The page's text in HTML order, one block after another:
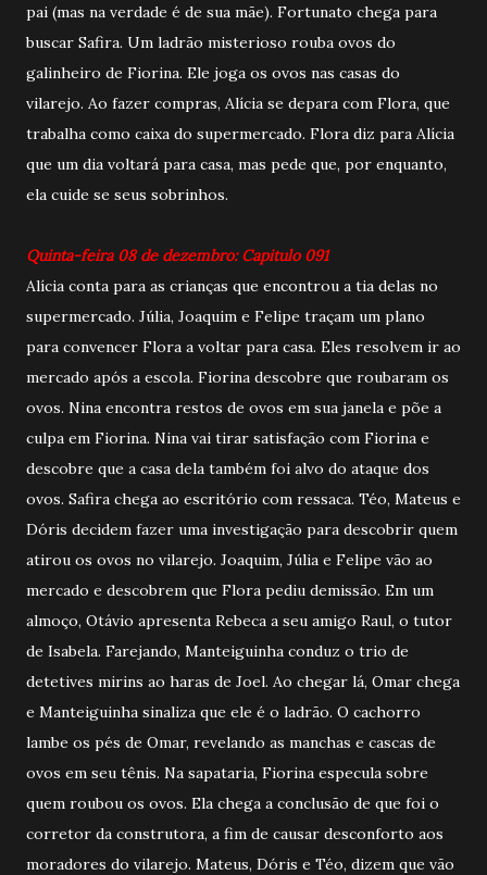
pai (mas na verdade é de sua mãe). Fortunato chega para
buscar Safira. Um ladrão misterioso rouba ovos do
galinheiro de Fiorina. Ele joga os ovos nas casas do
vilarejo. Ao fazer compras, Alícia se depara com Flora, que
trabalha como caixa do supermercado. Flora diz para Alícia
que um dia voltará para casa, mas pede que, por enquanto,
ela cuide se seus sobrinhos.
Quinta-feira 08 de dezembro: Capitulo 091
Alícia conta para as crianças que encontrou a tia delas no
supermercado. Júlia, Joaquim e Felipe traçam um plano
para convencer Flora a voltar para casa. Eles resolvem ir ao
mercado após a escola. Fiorina descobre que roubaram os
ovos. Nina encontra restos de ovos em sua janela e põe a
culpa em Fiorina. Nina vai tirar satisfação com Fiorina e
descobre que a casa dela também foi alvo do ataque dos
ovos. Safira chega ao escritório com ressaca. Téo, Mateus e
Dóris decidem fazer uma investigação para descobrir quem
atirou os ovos no vilarejo. Joaquim, Júlia e Felipe vão ao
mercado e descobrem que Flora pediu demissão. Em um
almoço, Otávio apresenta Rebeca a seu amigo Raul, o tutor
de Isabela. Farejando, Manteiguinha conduz o trio de
detetives mirins ao haras de Joel. Ao chegar lá, Omar chega
e Manteiguinha sinaliza que ele é o ladrão. O cachorro
lambe os pés de Omar, revelando as manchas e cascas de
ovos em seu tênis. Na sapataria, Fiorina especula sobre
quem roubou os ovos. Ela chega a conclusão de que foi o
corretor da construtora, a fim de causar desconforto aos
moradores do vilarejo. Mateus, Dóris e Téo, dizem que vão